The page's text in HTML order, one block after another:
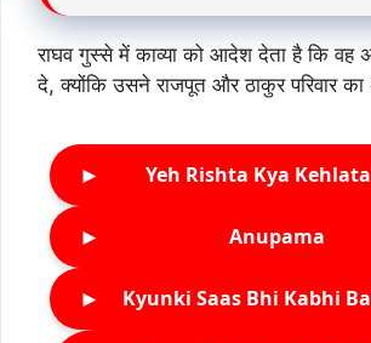
राघव गुस्से में काव्या को आदेश देता है कि
दे, क्योंकि उसने राजपूत और ठाकुर परिवार का
► Yeh Rishta Kya
► Anupama
► Kyunki Saas Bhi Kabhi